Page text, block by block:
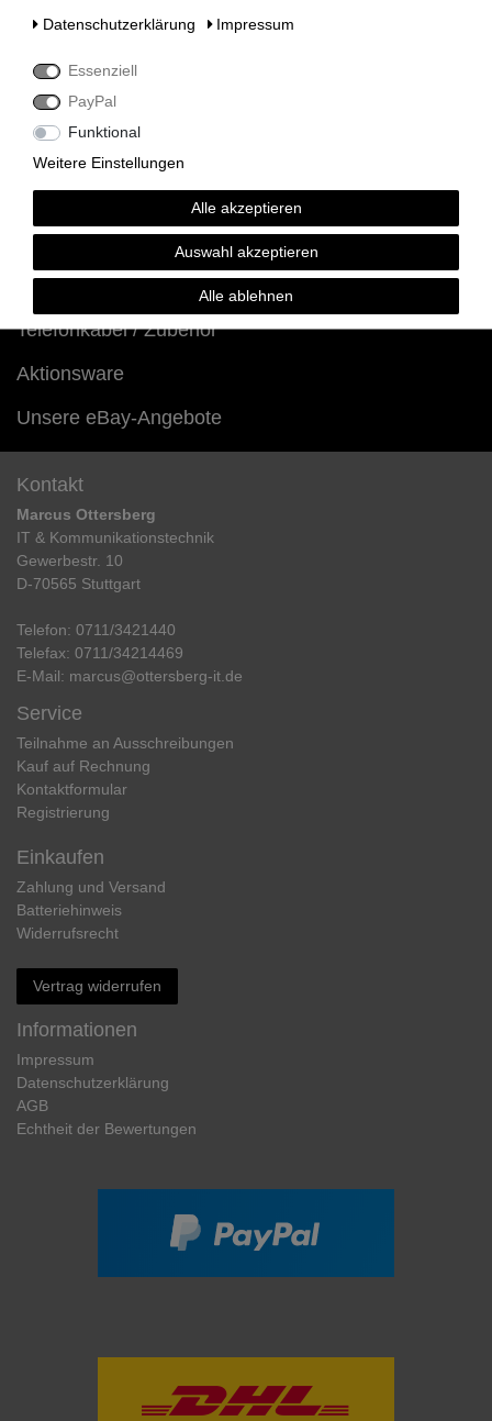
Openscape Desk Phone CP (CP200 / CP400 / CP600)
UNIFY Mobilteile
Openstage TDM (UP0/E-Systemtelefone)
Openstage SIP (IP-Systemtelefone)
Openstage Zubehör (Key Module, Ersatzteile)
Unify Mobilteile
Unify Lizenzen
Telefonkabel / Zubehör
Aktionsware
Unsere eBay-Angebote
Kontakt
Marcus Ottersberg
IT & Kommunikationstechnik
Gewerbestr. 10
D-70565 Stuttgart
Telefon: 0711/3421440
Telefax: 0711/34214469
E-Mail: marcus@ottersberg-it.de
Service
Teilnahme an Ausschreibungen
Kauf auf Rechnung
Kontaktformular
Registrierung
Einkaufen
Zahlung und Versand
Batteriehinweis
Widerrufs­recht
Vertrag widerrufen
Informationen
Impressum
Daten­schutz­erklärung
AGB
Echtheit der Bewertungen
Daten­schutz­erklärung
Impressum
Essenziell
PayPal
Funktional
Weitere Einstellungen
Alle akzeptieren
Auswahl akzeptieren
Alle ablehnen